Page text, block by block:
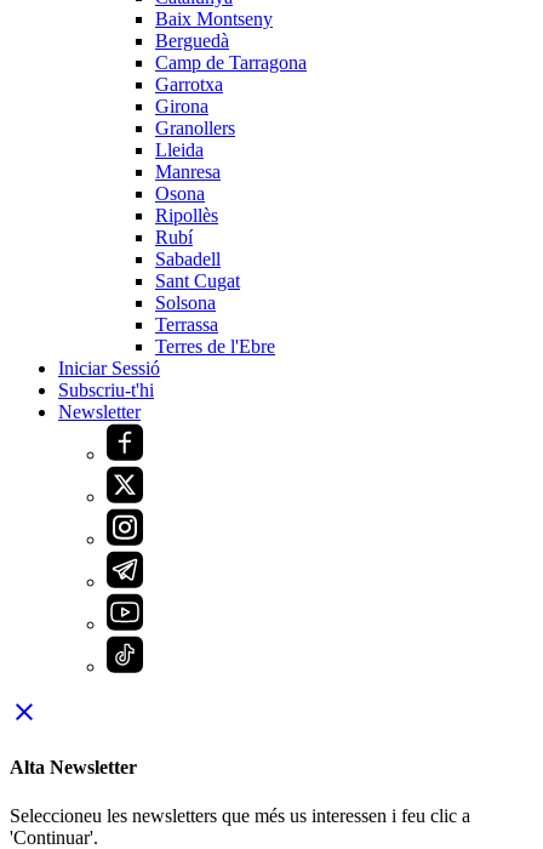
Baix Montseny
Berguedà
Camp de Tarragona
Garrotxa
Girona
Granollers
Lleida
Manresa
Osona
Ripollès
Rubí
Sabadell
Sant Cugat
Solsona
Terrassa
Terres de l'Ebre
Iniciar Sessió
Subscriu-t'hi
Newsletter
close
Alta Newsletter
Seleccioneu les newsletters que més us interessen i feu clic a
'Continuar'.